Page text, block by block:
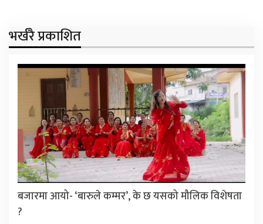
भर्खरै प्रकाशित
बजारमा आयो- ‘बारुले कम्मर’, के छ यसको मौलिक विशेषता
?